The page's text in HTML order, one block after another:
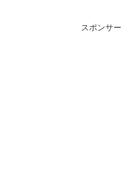
スポンサー